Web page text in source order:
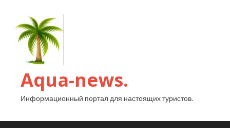
Aqua-news.
Информационный портал для настоящих туристов.